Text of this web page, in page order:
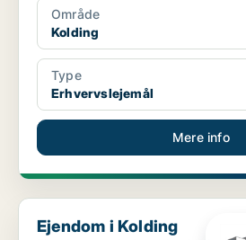
Område
Kolding
Type
Erhvervslejemål
Mere info
Ejendom i Kolding
Ejendom i Kolding